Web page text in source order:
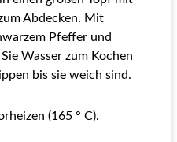
Abdecken. Mit
Pfeffer und
Wasser zum Kochen
bis sie weich sind.
(165 ° C).